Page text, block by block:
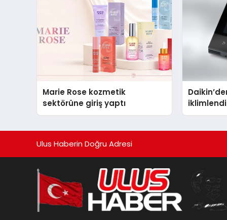
Marie Rose kozmetik
sektörüne giriş yaptı
Madoka
Ulus Haberin Doğru Adresi